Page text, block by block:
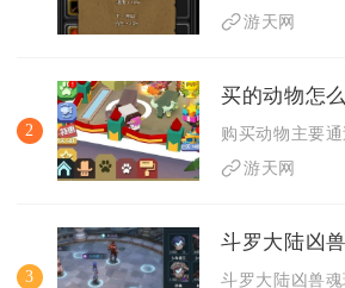
游天网
2
游天网
3